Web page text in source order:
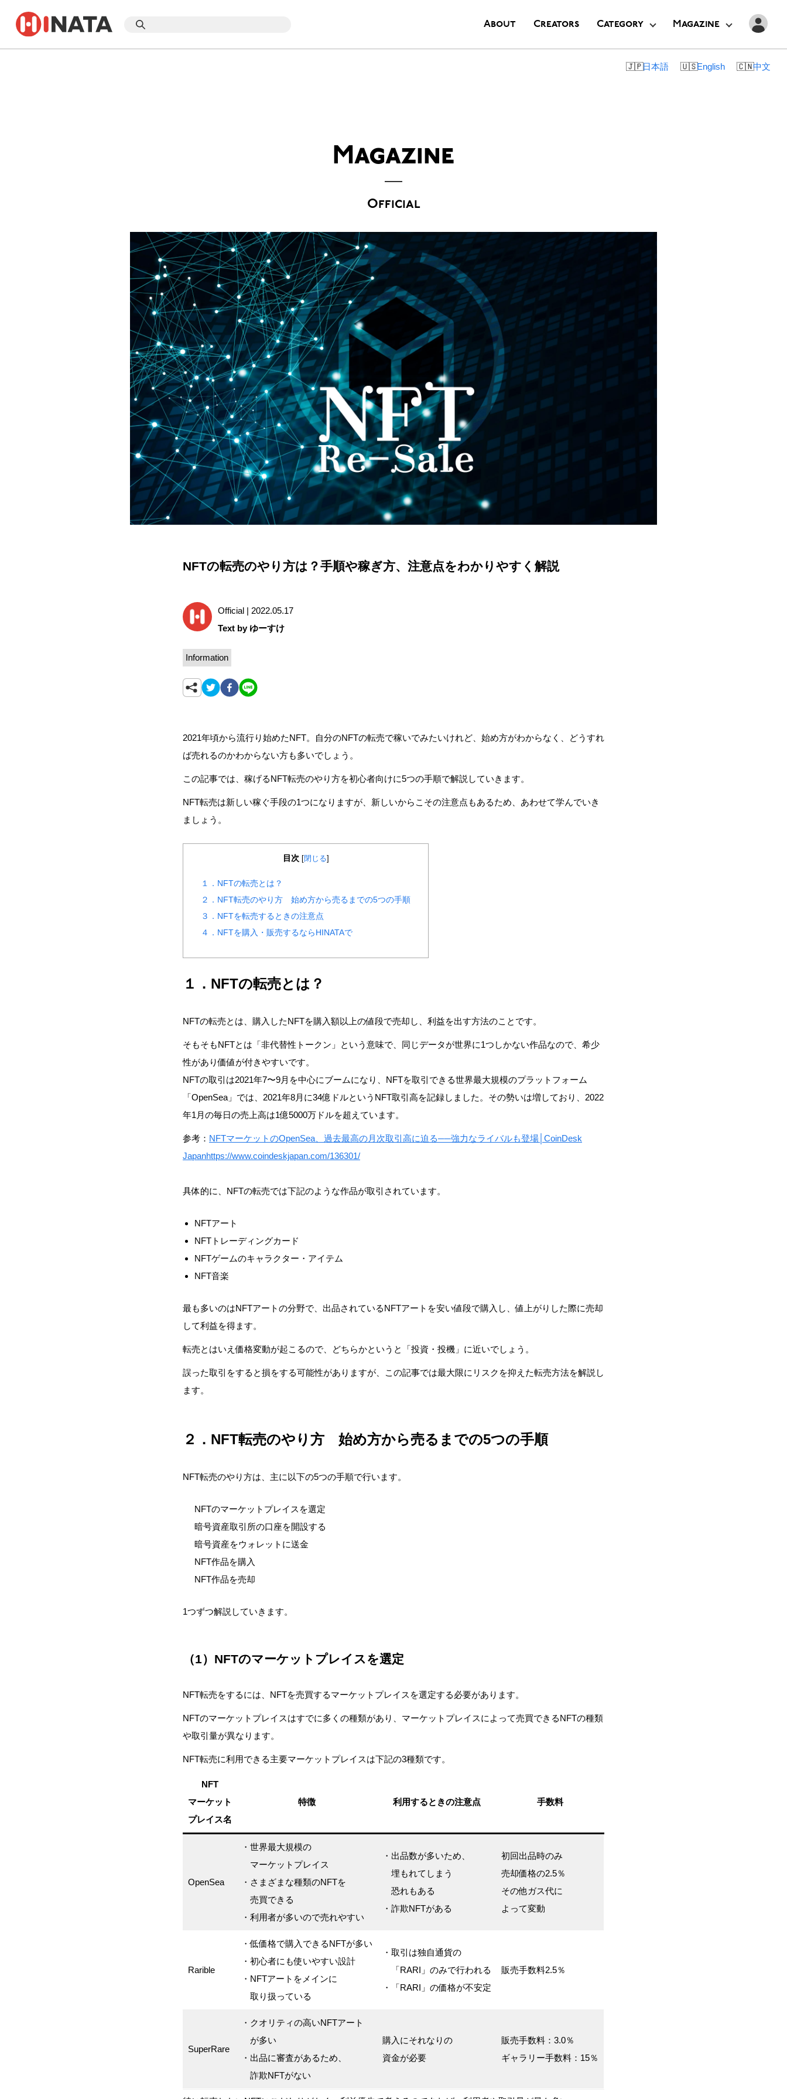
About Creators Category Magazine
English
日本語 中文
Magazine
Official
NFTの転売のやり方は？手順や稼ぎ方、注意点をわかりやすく解説
Official | 2022.05.17
Text by ゆーすけ
Information
2021年頃から流行り始めたNFT。自分のNFTの転売で稼いでみたいけれど、始め方がわからなく、どうすれ
ば売れるのかわからない方も多いでしょう。
この記事では、稼げるNFT転売のやり方を初心者向けに5つの手順で解説していきます。
NFT転売は新しい稼ぐ手段の1つになりますが、新しいからこその注意点もあるため、あわせて学んでいき
ましょう。
目次 [閉じる]
１．NFTの転売とは？
２．NFT転売のやり方 始め方から売るまでの5つの手順
３．NFTを転売するときの注意点
４．NFTを購入・販売するならHINATAで
１．NFTの転売とは？
NFTの転売とは、購入したNFTを購入額以上の値段で売却し、利益を出す方法のことです。
そもそもNFTとは「非代替性トークン」という意味で、同じデータが世界に1つしかない作品なので、希少
性があり価値が付きやすいです。
NFTの取引は2021年7〜9月を中心にブームになり、NFTを取引できる世界最大規模のプラットフォーム
「OpenSea」では、2021年8月に34億ドルというNFT取引高を記録しました。その勢いは増しており、2022
年1月の毎日の売上高は1億5000万ドルを超えています。
参考： NFTマーケットのOpenSea、過去最高の月次取引高に迫る──強力なライバルも登場│CoinDesk
Japanhttps://www.coindeskjapan.com/136301/
具体的に、NFTの転売では下記のような作品が取引されています。
NFTアート
NFTトレーディングカード
NFTゲームのキャラクター・アイテム
NFT音楽
最も多いのはNFTアートの分野で、出品されているNFTアートを安い値段で購入し、値上がりした際に売却
して利益を得ます。
転売とはいえ価格変動が起こるので、どちらかというと「投資・投機」に近いでしょう。
誤った取引をすると損をする可能性がありますが、この記事では最大限にリスクを抑えた転売方法を解説し
ます。
２．NFT転売のやり方 始め方から売るまでの5つの手順
NFT転売のやり方は、主に以下の5つの手順で行います。
NFTのマーケットプレイスを選定
暗号資産取引所の口座を開設する
暗号資産をウォレットに送金
NFT作品を購入
NFT作品を売却
1つずつ解説していきます。
（1）NFTのマーケットプレイスを選定
NFT転売をするには、NFTを売買するマーケットプレイスを選定する必要があります。
NFTのマーケットプレイスはすでに多くの種類があり、マーケットプレイスによって売買できるNFTの種類
や取引量が異なります。
NFT転売に利用できる主要マーケットプレイスは下記の3種類です。
NFT
マーケット
プレイス名
特徴 利用するときの注意点 手数料
OpenSea
・世界最大規模の
マーケットプレイス
・さまざまな種類のNFTを
売買できる
・利用者が多いので売れやすい
・出品数が多いため、
埋もれてしまう
恐れもある
・詐欺NFTがある
初回出品時のみ
売却価格の2.5％
その他ガス代に
よって変動
Rarible
・低価格で購入できるNFTが多い
・初心者にも使いやすい設計
・NFTアートをメインに
取り扱っている
・取引は独自通貨の
「RARI」のみで行われる
・「RARI」の価格が不安定
販売手数料2.5％
SuperRare
・クオリティの高いNFTアート
が多い
・出品に審査があるため、
詐欺NFTがない
購入にそれなりの
資金が必要
販売手数料：3.0％
ギャラリー手数料：15％